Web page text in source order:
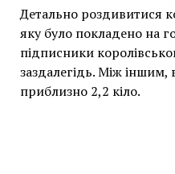
Детально роздивитися
яку було покладено на
підписники
заздалегідь. Між іншим,
приблизно 2,2 кіло.